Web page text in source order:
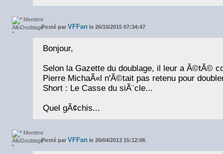
Posté par VFFan le 26/10/2015 07:34:47
Bonjour,
Selon la Gazette du doublage, il leur a Ã©tÃ©
Pierre MichaÃ«l n'Ã©tait pas retenu pour
Short : Le Casse du siÃ¨cle...
Quel gÃ¢chis...
Posté par VFFan le 26/04/2013 15:12:06